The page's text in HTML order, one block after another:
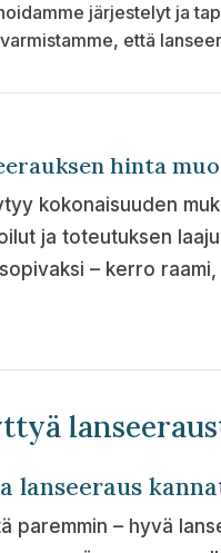
järjestelyt ja
varmistamme, että
hinta
kokonaisuuden
ja toteutuksen
– kerro
lanseeraus
paremmin – hyvä